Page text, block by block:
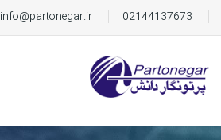
02144137673
info@partonegar.ir